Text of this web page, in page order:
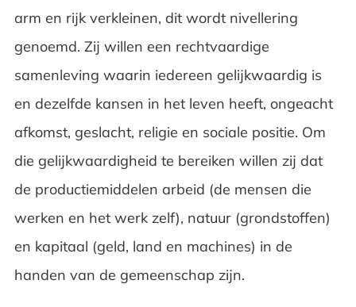
arm en rijk verkleinen, dit wordt nivellering
genoemd. Zij willen een rechtvaardige
samenleving waarin iedereen gelijkwaardig is
en dezelfde kansen in het leven heeft, ongeacht
afkomst, geslacht, religie en sociale positie. Om
die gelijkwaardigheid te bereiken willen zij dat
de productiemiddelen arbeid (de mensen die
werken en het werk zelf), natuur (grondstoffen)
en kapitaal (geld, land en machines) in de
handen van de gemeenschap zijn.